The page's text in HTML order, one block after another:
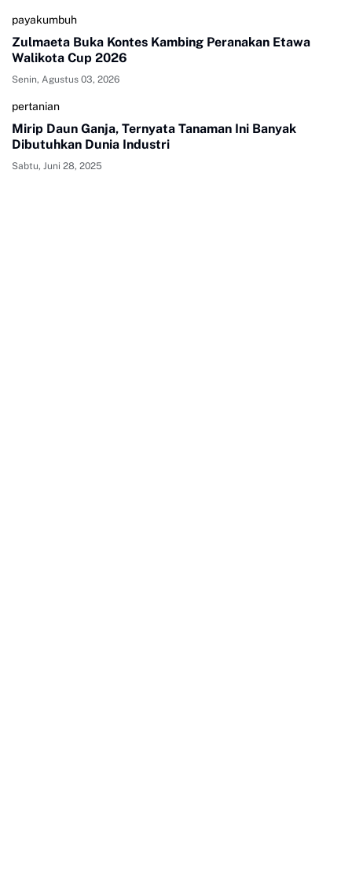
payakumbuh
Zulmaeta Buka Kontes Kambing Peranakan Etawa
Walikota Cup 2026
Senin, Agustus 03, 2026
pertanian
Mirip Daun Ganja, Ternyata Tanaman Ini Banyak
Dibutuhkan Dunia Industri
Sabtu, Juni 28, 2025